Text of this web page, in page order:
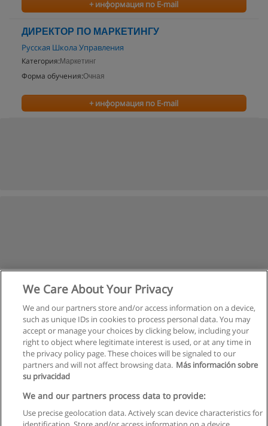
+ информация по E-mail
ДИРЕКТОР ПО МАРКЕТИНГУ
Русская Школа Управления
Категория: Маркетинг
Форма обучения:Очная
+ информация по E-mail
Правила пользования
Конфиденциальность информации
We Care About Your Privacy
We and our partners store and/or access information on a device,
such as unique IDs in cookies to process personal data. You may
accept or manage your choices by clicking below, including your
right to object where legitimate interest is used, or at any time in
the privacy policy page. These choices will be signaled to our
partners and will not affect browsing data. Más información sobre
su privacidad
We and our partners process data to provide:
Use precise geolocation data. Actively scan device characteristics for